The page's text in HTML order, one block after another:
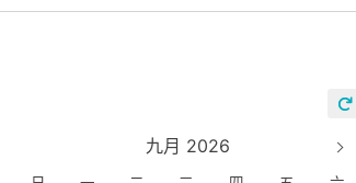
九月 2026